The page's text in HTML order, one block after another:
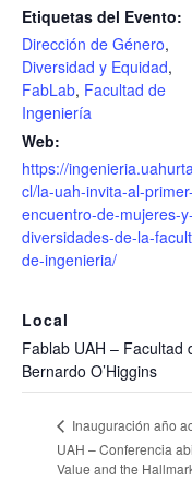
Etiquetas del Evento:
Dirección de Género,
Diversidad y Equidad,
FabLab, Facultad de
Ingeniería
Web:
https://
cl/la-uah-invita-al-primer-
encuentro-de-mujeres-y-
diversidades-de-la-
de-ingenieria/
Local
Fablab UAH – Facultad
Bernardo O’Higgins
Inauguración año
UAH – Conferencia
Value and the